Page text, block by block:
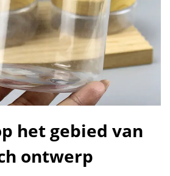
het gebied van
ontwerp